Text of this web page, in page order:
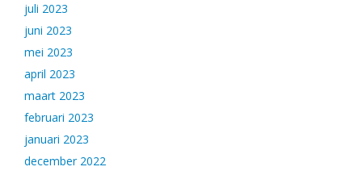
juli 2023
juni 2023
mei 2023
april 2023
maart 2023
februari 2023
januari 2023
december 2022